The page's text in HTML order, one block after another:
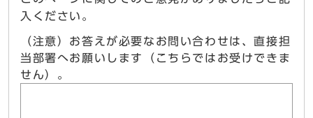
入ください。
（注意）お答えが必要なお問い合わせは、直接担
当部署へお願いします（こちらではお受けできま
せん）。